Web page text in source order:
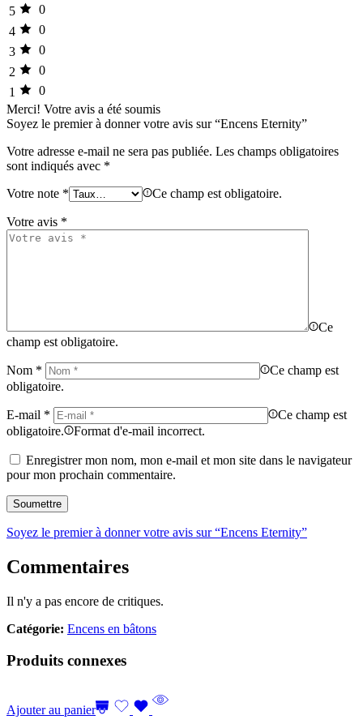
5
0
4
0
3
0
2
0
1
0
Merci! Votre avis a été soumis
Soyez le premier à donner votre avis sur “Encens Eternity”
Votre adresse e-mail ne sera pas publiée. Les champs obligatoires
sont indiqués avec *
Votre note * Ce champ est obligatoire.
Votre avis *
Ce
champ est obligatoire.
Nom *
Ce champ est
obligatoire.
E-mail *
Ce champ est
obligatoire.
Format d'e-mail incorrect.
Enregistrer mon nom, mon e-mail et mon site dans le navigateur
pour mon prochain commentaire.
Soyez le premier à donner votre avis sur “Encens Eternity”
Commentaires
Il n'y a pas encore de critiques.
Catégorie: Encens en bâtons
Produits connexes
Ajouter au panier